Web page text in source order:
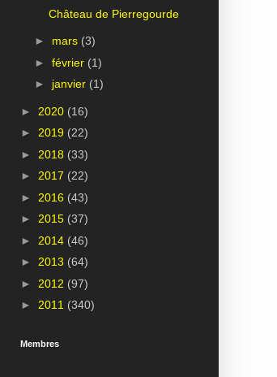
Château de Pierregourde
► mars (3)
► février (1)
► janvier (1)
► 2020 (16)
► 2019 (22)
► 2018 (33)
► 2017 (22)
► 2016 (43)
► 2015 (37)
► 2014 (46)
► 2013 (64)
► 2012 (97)
► 2011 (340)
Membres